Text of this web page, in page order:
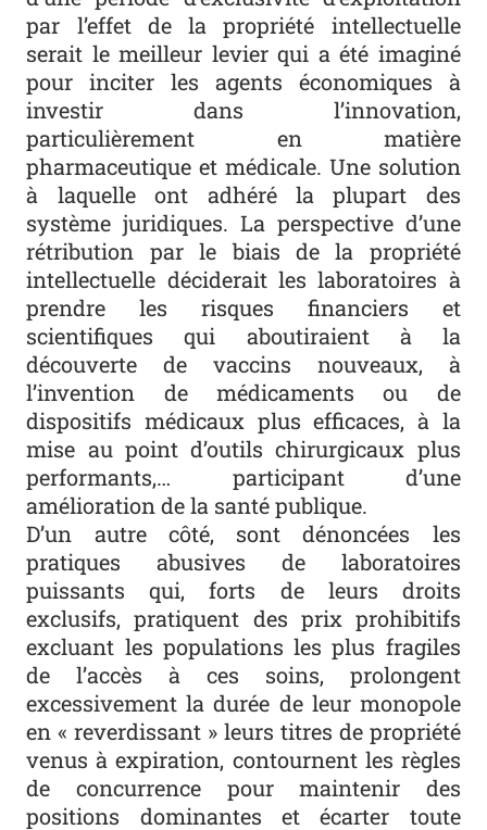
par l’effet de la propriété intellectuelle
serait le meilleur levier qui a été imaginé
pour inciter les agents économiques à
investir dans l’innovation,
particulièrement en matière
pharmaceutique et médicale. Une solution
à laquelle ont adhéré la plupart des
système juridiques. La perspective d’une
rétribution par le biais de la propriété
intellectuelle déciderait les laboratoires à
prendre les risques financiers et
scientifiques qui aboutiraient à la
découverte de vaccins nouveaux, à
l’invention de médicaments ou de
dispositifs médicaux plus efficaces, à la
mise au point d’outils chirurgicaux plus
performants,… participant d’une
amélioration de la santé publique.
D’un autre côté, sont dénoncées les
pratiques abusives de laboratoires
puissants qui, forts de leurs droits
exclusifs, pratiquent des prix prohibitifs
excluant les populations les plus fragiles
de l’accès à ces soins, prolongent
excessivement la durée de leur monopole
en « reverdissant » leurs titres de propriété
venus à expiration, contournent les règles
de concurrence pour maintenir des
positions dominantes et écarter toute